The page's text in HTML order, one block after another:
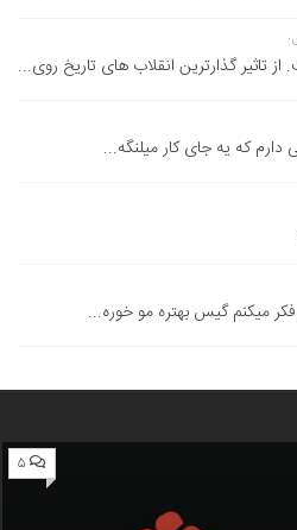
از تاثیر گذارترین انقلاب های تاریخ روی...
که یه جای کار میلنگه...
میکنم گیس بهتره مو خوره...
۵